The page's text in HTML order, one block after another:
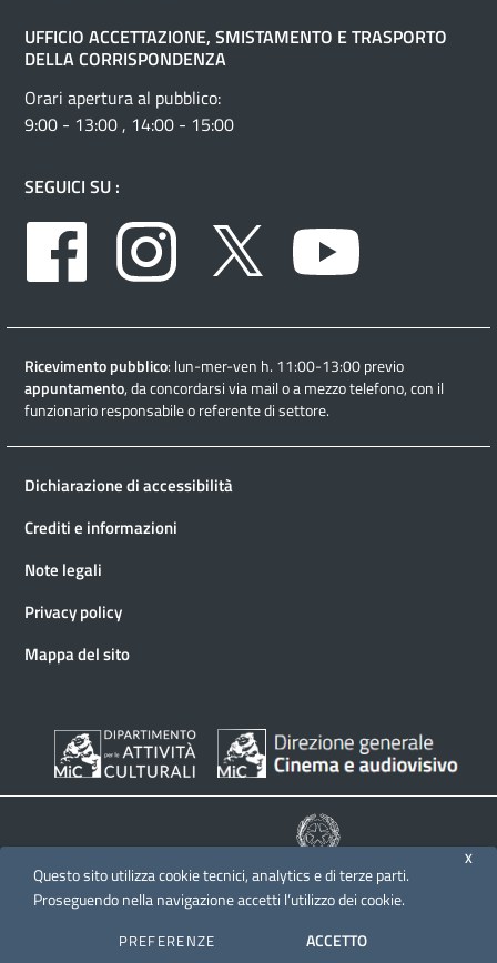
UFFICIO ACCETTAZIONE, SMISTAMENTO E TRASPORTO
DELLA CORRISPONDENZA
Orari apertura al pubblico:
9:00 - 13:00 , 14:00 - 15:00
SEGUICI SU :
Facebook
Instagram Twitter
Ricevimento pubblico: lun-mer-ven h. 11:00-13:00 previo
appuntamento, da concordarsi via mail o a mezzo telefono, con il
funzionario responsabile o referente di settore.
Dichiarazione di accessibilità
Crediti e informazioni
Note legali
Privacy policy
Mappa del sito
© 2026 Direzione generale Cinema e audiovisivo
X
Questo sito utilizza cookie tecnici, analytics e di terze parti.
Proseguendo nella navigazione accetti l’utilizzo dei cookie.
PREFERENZE ACCETTO